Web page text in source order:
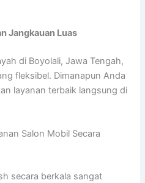
Jangkauan Luas
di Boyolali, Jawa Tengah,
fleksibel. Dimanapun Anda
layanan terbaik langsung di
Salon Mobil Secara
secara berkala sangat